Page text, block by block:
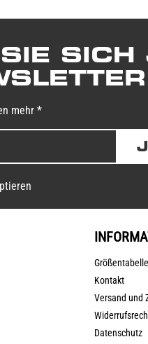
SICH
mehr *
Kontakt
Versand und
Datenschutz